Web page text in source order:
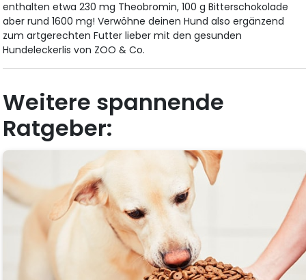
enthalten etwa 230 mg Theobromin, 100 g Bitterschokolade
aber rund 1600 mg! Verwöhne deinen Hund also ergänzend
zum artgerechten Futter lieber mit den gesunden
Hundeleckerlis von ZOO & Co.
Weitere spannende
Ratgeber: